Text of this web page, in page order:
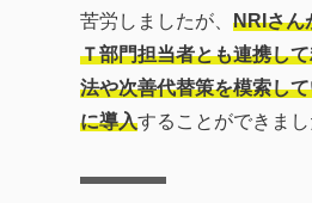
苦労しましたが、 NRIさん
Ｔ部門担当者とも連携し
法や次善代替策を模索し
に導入することができまし